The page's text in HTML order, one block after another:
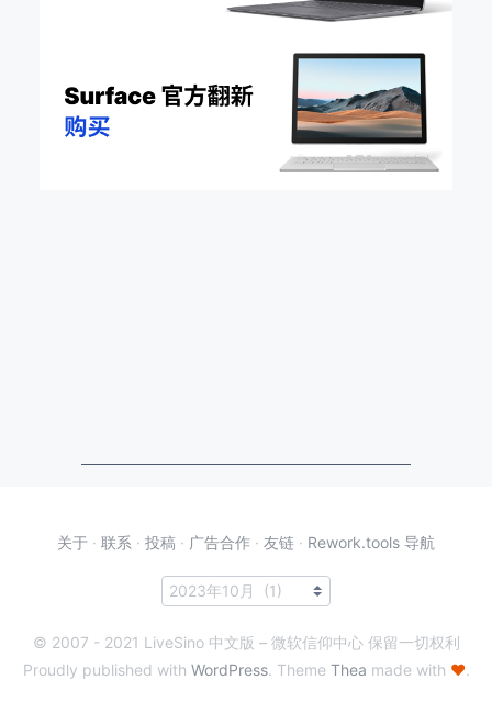
关于 · 联系 · 投稿 · 广告合作 · 友链 · Rework.tools 导航
© 2007 - 2021 LiveSino 中文版 – 微软信仰中心 保留一切权利
Proudly published with WordPress. Theme Thea made with ♥.